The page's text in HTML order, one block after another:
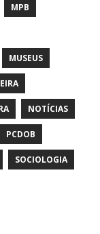
MPB
MUSEUS
NOTÍCIAS
PCDOB
SOCIOLOGIA